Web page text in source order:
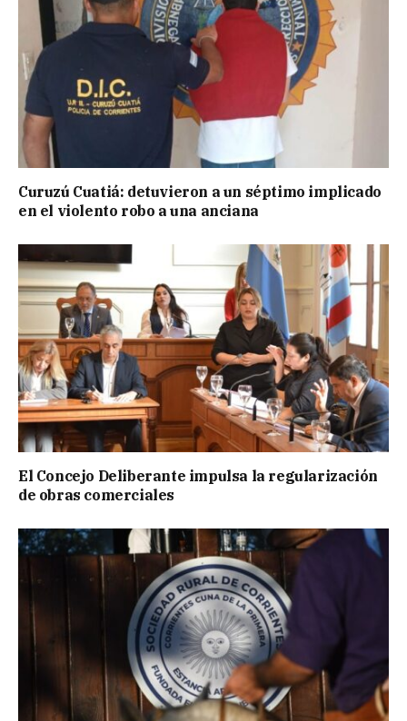
Curuzú Cuatiá: detuvieron a un séptimo implicado
en el violento robo a una anciana
El Concejo Deliberante impulsa la regularización
de obras comerciales